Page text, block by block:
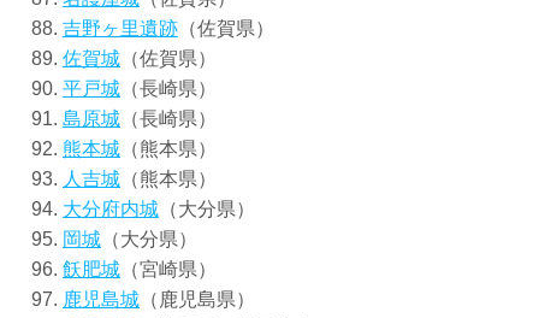
吉野ヶ里遺跡 （佐賀県）
佐賀城 （佐賀県）
平戸城 （長崎県）
島原城 （長崎県）
熊本城 （熊本県）
人吉城 （熊本県）
大分府内城 （大分県）
岡城 （大分県）
飫肥城 （宮崎県）
鹿児島城 （鹿児島県）